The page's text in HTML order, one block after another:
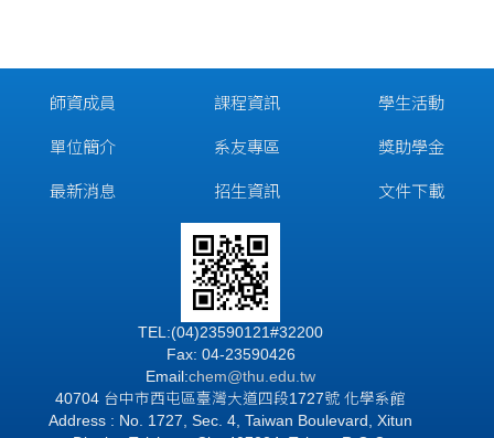
師資成員
單位簡介
最新消息
課程資訊
系友專區
招生資訊
學生活動
獎助學金
文件下載
TEL:(04)23590121#32200
Fax: 04-23590426
Email:chem@thu.edu.tw
40704 台中市西屯區臺灣大道四段1727號 化學系館
Address : No. 1727, Sec. 4, Taiwan Boulevard, Xitun